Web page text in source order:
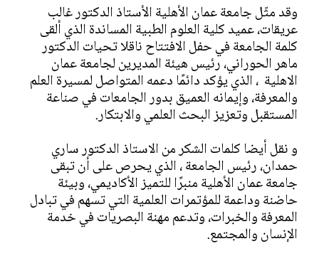
وقد مثّل جامعة عمان الأهلية الأستاذ الدكتور غالب
عريقات، عميد كلية العلوم الطبية المساندة الذي ألقى
كلمة الجامعة في حفل الافتتاح ناقلا تحيات الدكتور
ماهر الحوراني، رئيس هيئة المديرين لجامعة عمان
الاهلية ، الذي يؤكد دائمًا دعمه المتواصل لمسيرة العلم
والمعرفة، وإيمانه العميق بدور الجامعات في صناعة
المستقبل وتعزيز البحث العلمي والابتكار.
و نقل أيضا كلمات الشكر من الاستاذ الدكتور ساري
حمدان، رئيس الجامعة ، الذي يحرص على أن تبقى
جامعة عمان الأهلية منبرًا للتميز الأكاديمي، وبيئة
حاضنة وداعمة للمؤتمرات العلمية التي تسهم في تبادل
المعرفة والخبرات، وتدعم مهنة البصريات في خدمة
الإنسان والمجتمع.